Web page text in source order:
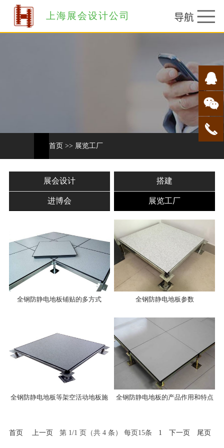
上海展会设计公司
首页 >> 展览工厂
展会设计 搭建
进博会 展览工厂
全钢防静电地板铺贴的多方式 全钢防静电地板参数
全钢防静电地板等架空活动地板施 全钢防静电地板的产品作用和特点
首页 上一页 第 1/1 页（共 4 条） 每页15条 1 下一页 尾页